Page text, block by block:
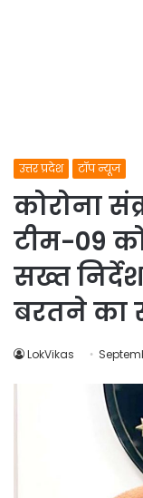
उत्तर प्रदेश टॉप न्यूज
कोरोना
टीम-09
सख्त
बरतने का
LokVikas